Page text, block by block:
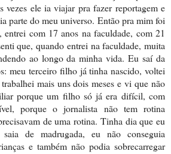
vezes ele ia viajar pra fazer reportagem e
parte do meu universo. Então pra mim foi
com 17 anos na faculdade, com 21
que, quando entrei na faculdade, muita
ao longo da minha vida. Eu saí da
meu terceiro filho já tinha nascido, voltei
mais uns dois meses e vi que não
porque um filho só já era difícil, com
porque o jornalista não tem rotina
de uma rotina. Tinha dia que eu
de madrugada, eu não conseguia
e também não podia sobrecarregar